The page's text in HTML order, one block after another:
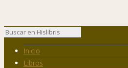
Inicio
Libros